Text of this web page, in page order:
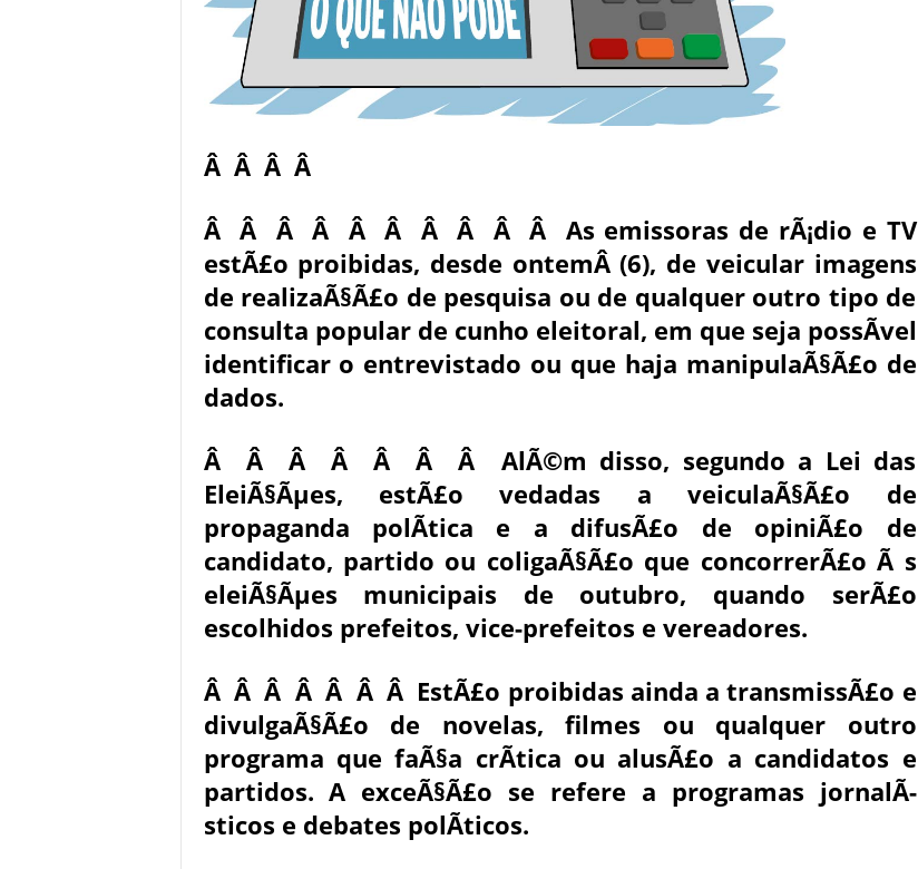
Â Â Â Â
Â Â Â Â Â Â Â Â Â Â As emissoras de rÃ¡dio e TV
estÃ£o proibidas, desde ontemÂ (6), de veicular imagens
de realizaÃ§Ã£o de pesquisa ou de qualquer outro tipo de
consulta popular de cunho eleitoral, em que seja possÃ­vel
identificar o entrevistado ou que haja manipulaÃ§Ã£o de
dados.
Â Â Â Â Â Â Â AlÃ©m disso, segundo a Lei das
EleiÃ§Ãµes, estÃ£o vedadas a veiculaÃ§Ã£o de
propaganda polÃ­tica e a difusÃ£o de opiniÃ£o de
candidato, partido ou coligaÃ§Ã£o que concorrerÃ£o Ã s
eleiÃ§Ãµes municipais de outubro, quando serÃ£o
escolhidos prefeitos, vice-prefeitos e vereadores.
Â Â Â Â Â Â Â EstÃ£o proibidas ainda a transmissÃ£o e
divulgaÃ§Ã£o de novelas, filmes ou qualquer outro
programa que faÃ§a crÃ­tica ou alusÃ£o a candidatos e
partidos. A exceÃ§Ã£o se refere a programas jornalÃ­
sticos e debates polÃ­ticos.